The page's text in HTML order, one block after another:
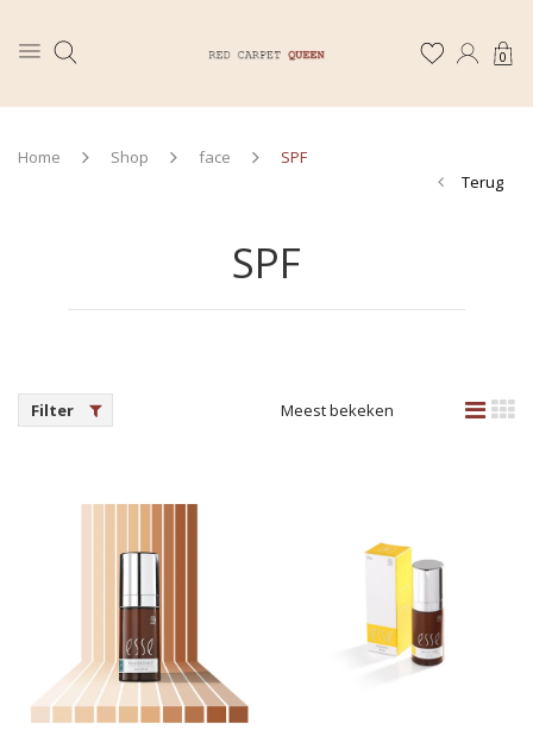
0
Home Shop face
SPF
Terug
SPF
Filter Meest bekeken